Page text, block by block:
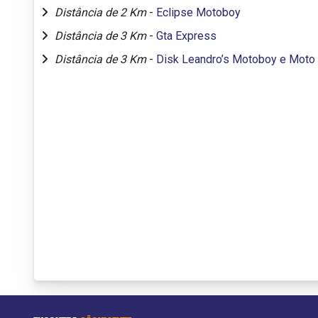
Distância de 2 Km - Eclipse Motoboy
Distância de 3 Km - Gta Express
Distância de 3 Km - Disk Leandro’s Motoboy e Moto